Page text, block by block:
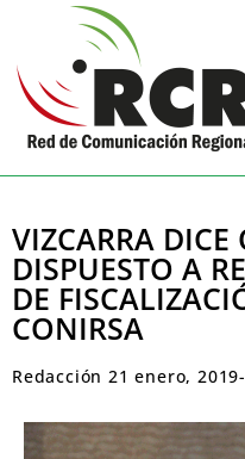
VIZCARRA DICE
DISPUESTO A
DE
CONIRSA
Redacción 21 enero, 2019-